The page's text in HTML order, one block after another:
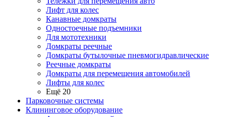
Лифт для колес
Канавные домкраты
Одностоечные подъемники
Для мототехники
Домкраты реечные
Домкраты бутылочные пневмогидравлические
Реечные домкраты
Домкраты для перемещения автомобилей
Лифты для колес
Ещё 20
Парковочные системы
Клининговое оборудование